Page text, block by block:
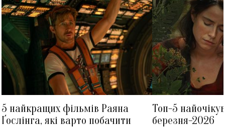
5 найкращих фільмів Раяна
Ґослінга, які варто побачити
Топ-5
березня-2026